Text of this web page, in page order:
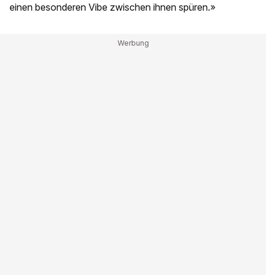
einen besonderen Vibe zwischen ihnen spüren.»